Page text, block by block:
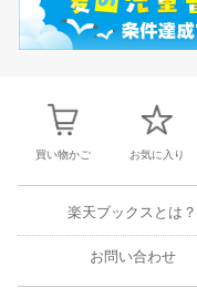
買い物かご お気に入り
楽天ブックスとは？
お問い合わせ